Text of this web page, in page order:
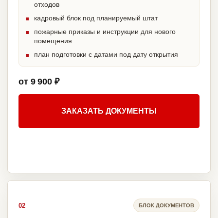
отходов
кадровый блок под планируемый штат
пожарные приказы и инструкции для нового
помещения
план подготовки с датами под дату открытия
от 9 900 ₽
ЗАКАЗАТЬ ДОКУМЕНТЫ
02 БЛОК ДОКУМЕНТОВ